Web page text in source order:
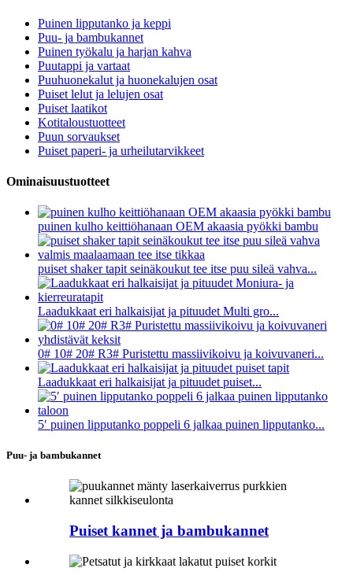
Puinen lipputanko ja keppi
Puu- ja bambukannet
Puinen työkalu ja harjan kahva
Puutappi ja vartaat
Puuhuonekalut ja huonekalujen osat
Puiset lelut ja lelujen osat
Puiset laatikot
Kotitaloustuotteet
Puun sorvaukset
Puiset paperi- ja urheilutarvikkeet
Ominaisuustuotteet
puinen kulho keittiöhanaan OEM akaasia pyökki bambu
puiset shaker tapit seinäkoukut tee itse puu sileä vahva...
Laadukkaat eri halkaisijat ja pituudet Multi gro...
0# 10# 20# R3# Puristettu massiivikoivu ja koivuvaneri...
Laadukkaat eri halkaisijat ja pituudet puiset...
5′ puinen lipputanko poppeli 6 jalkaa puinen lipputanko...
Puu- ja bambukannet
Puiset kannet ja bambukannet